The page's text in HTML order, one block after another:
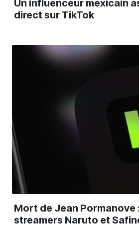
Un influenceur mexicain
direct sur TikTok
Mort de Jean Pormanove
streamers Naruto et